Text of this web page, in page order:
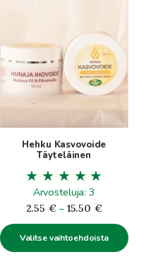
Hehku Kasvovoide
Täyteläinen
Arvosteluja: 3
2.55 € – 15.50 €
2.55€
-
Valitse vaihtoehdoista
useampi
muunnelma.